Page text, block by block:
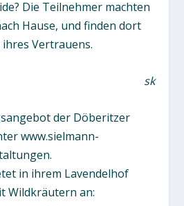
Die Teilnehmer machten
Hause, und finden dort
Vertrauens.
sk
der Döberitzer
www.sielmann-
in ihrem Lavendelhof
Wildkräutern an: